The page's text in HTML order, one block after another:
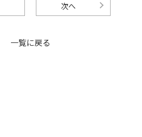
次へ
一覧に戻る